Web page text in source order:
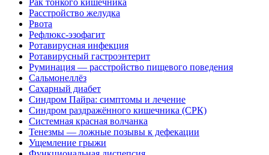
Расстройство желудка
Рвота
Рефлюкс-эзофагит
Ротавирусная инфекция
Ротавирусный гастроэнтерит
Руминация — расстройство пищевого поведения
Сальмонеллёз
Сахарный диабет
Синдром Пайра: симптомы и лечение
Синдром раздражённого кишечника (СРК)
Системная красная волчанка
Тенезмы — ложные позывы к дефекации
Ущемление грыжи